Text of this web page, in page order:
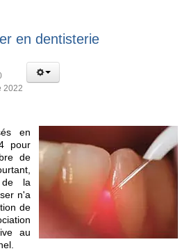
en dentisterie
2022
en
pour
de
de la
n'a
de
au